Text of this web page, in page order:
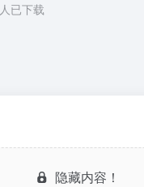
人已下载
隐藏内容！